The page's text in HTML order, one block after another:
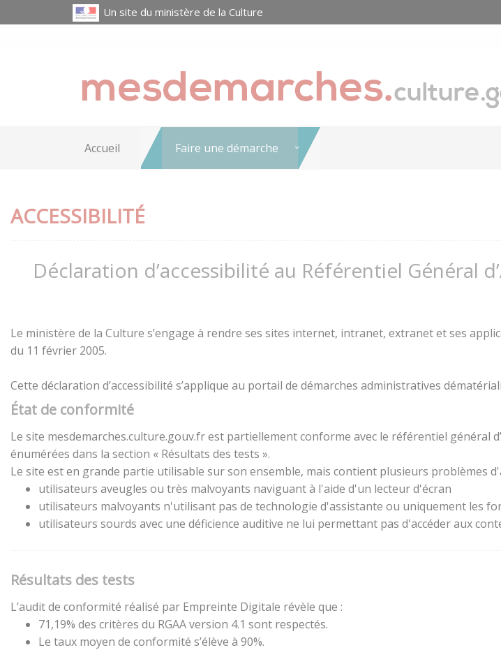
Un site du ministère de la Culture
Accueil Faire une démarche
ACCESSIBILITÉ
Déclaration d’accessibilité au Référentiel Général
Le ministère de la Culture s’engage à rendre ses sites internet, intranet, extranet et ses
du 11 février 2005.
Cette déclaration d’accessibilité s’applique au portail de démarches administratives
État de conformité
Le site mesdemarches.culture.gouv.fr est partiellement conforme avec le référentiel général
énumérées dans la section « Résultats des tests ».
Le site est en grande partie utilisable sur son ensemble, mais contient plusieurs problèmes
utilisateurs aveugles ou très malvoyants naviguant à l'aide d'un lecteur d'écran
utilisateurs malvoyants n'utilisant pas de technologie d'assistante ou uniquement les
utilisateurs sourds avec une déficience auditive ne lui permettant pas d'accéder aux
Résultats des tests
L’audit de conformité réalisé par Empreinte Digitale révèle que :
71,19% des critères du RGAA version 4.1 sont respectés.
Le taux moyen de conformité s’élève à 90%.